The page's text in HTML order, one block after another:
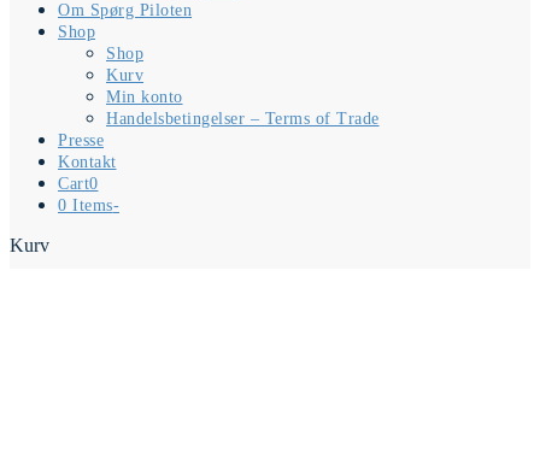
Om Spørg Piloten
Shop
Shop
Kurv
Min konto
Handelsbetingelser – Terms of Trade
Presse
Kontakt
Cart0
0 Items-
Kurv